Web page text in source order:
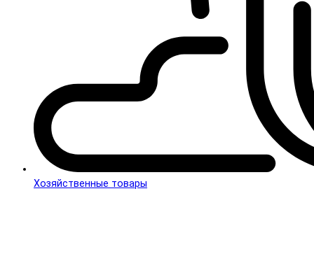
Хозяйственные товары